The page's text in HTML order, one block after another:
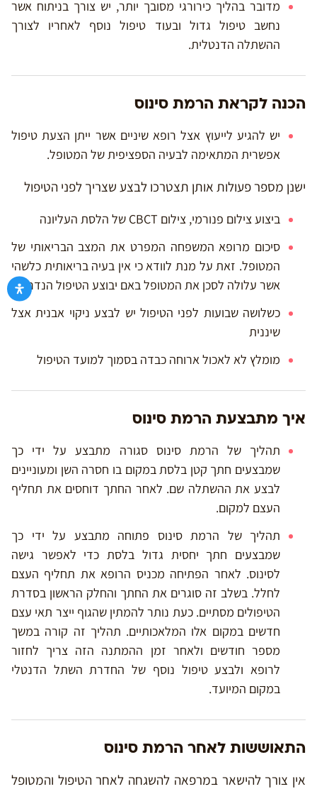
מדובר בהליך כירורגי מסובך יותר, יש צורך בניתוח אשר
נחשב טיפול גדול ובעוד טיפול נוסף לאחריו לצורך
ההשתלה הדנטלית.
הכנה לקראת הרמת סינוס
יש להגיע לייעוץ אצל רופא שיניים אשר ייתן הצעת טיפול
אפשרית המתאימה לבעיה הספציפית של המטופל.
ישנן מספר פעולות אותן תצטרכו לבצע שצריך לפני הטיפול
ביצוע צילום פנורמי, צילום CBCT של הלסת העליונה
סיכום מרופא המשפחה המפרט את המצב הבריאותי של
המטופל. זאת על מנת לוודא כי אין בעיה בריאותית כלשהי
אשר עלולה לסכן את המטופל באם יבוצע הטיפול הנדרש
כשלושה שבועות לפני הטיפול יש לבצע ניקוי אבנית אצל
שיננית
מומלץ לא לאכול ארוחה כבדה בסמוך למועד הטיפול
איך מתבצעת הרמת סינוס
תהליך של הרמת סינוס סגורה מתבצע על ידי כך
שמבצעים חתך קטן בלסת במקום בו חסרה השן ומעוניינים
לבצע את ההשתלה שם. לאחר החתך דוחסים את תחליף
העצם למקום.
תהליך של הרמת סינוס פתוחה מתבצע על ידי כך
שמבצעים חתך יחסית גדול בלסת כדי לאפשר גישה
לסינוס. לאחר הפתיחה מכניס הרופא את תחליף העצם
לחלל. בשלב זה סוגרים את החתך והחלק הראשון בסדרת
הטיפולים מסתיים. כעת נותר להמתין שהגוף ייצר תאי עצם
חדשים במקום אלו המלאכותיים. תהליך זה קורה במשך
מספר חודשים ולאחר זמן ההמתנה הזה צריך לחזור
לרופא ולבצע טיפול נוסף של החדרת השתל הדנטלי
במקום המיועד.
התאוששות לאחר הרמת סינוס
אין צורך להישאר במרפאה להשגחה לאחר הטיפול והמטופל